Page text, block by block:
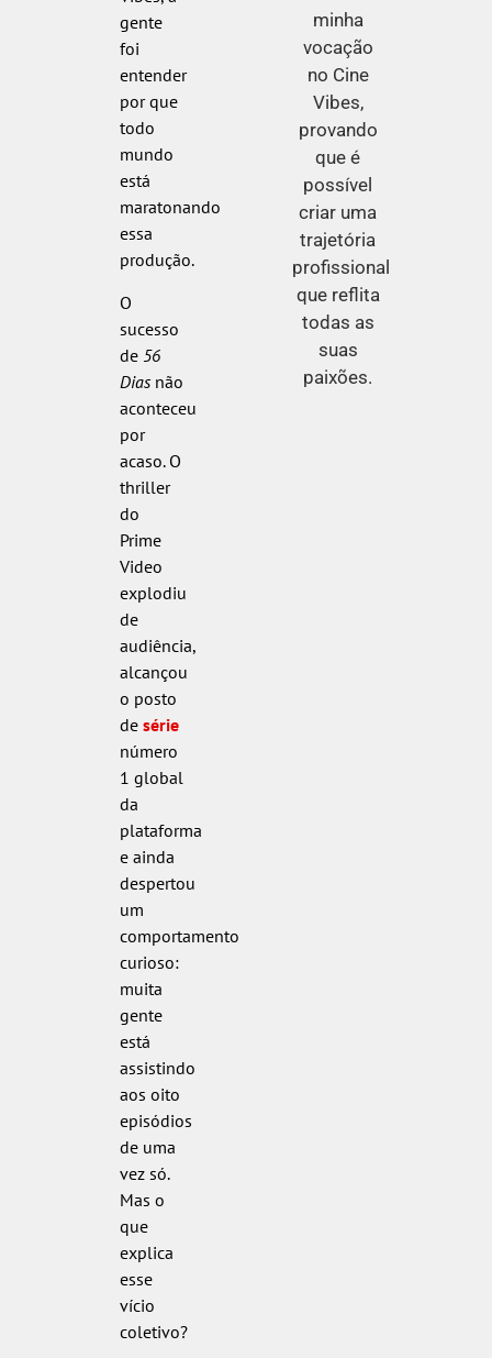
gente
foi
entender
por que
todo
mundo
está
maratonando
essa
produção.
O
sucesso
de 56
Diasnão
aconteceu
por
acaso. O
thriller
do
Prime
Video
explodiu
de
audiência,
alcançou
o posto
de série
número
1 global
da
plataforma
e ainda
despertou
um
comportamento
curioso:
muita
gente
está
assistindo
aos oito
episódios
de uma
vez só.
Mas o
que
explica
esse
vício
coletivo?
minha
vocação
no Cine
Vibes,
provando
que é
possível
criar uma
trajetória
profissional
que reflita
todas as
suas
paixões.